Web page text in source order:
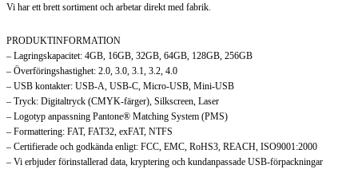
Vi har ett brett sortiment och arbetar direkt med fabrik.
PRODUKTINFORMATION
– Lagringskapacitet: 4GB, 16GB, 32GB, 64GB, 128GB, 256GB
– Överföringshastighet: 2.0, 3.0, 3.1, 3.2, 4.0
– USB kontakter: USB-A, USB-C, Micro-USB, Mini-USB
– Tryck: Digitaltryck (CMYK-färger), Silkscreen, Laser
– Logotyp anpassning Pantone® Matching System (PMS)
– Formattering: FAT, FAT32, exFAT, NTFS
– Certifierade och godkända enligt: FCC, EMC, RoHS3, REACH, ISO9001:2000
– Vi erbjuder förinstallerad data, kryptering och kundanpassade USB-förpackningar